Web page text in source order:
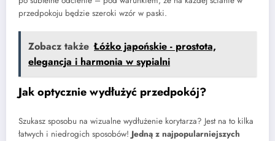
przedpokoju będzie szeroki wzór w paski.
Zobacz także Łóżko japońskie - prostota,
elegancja i harmonia w sypialni
Jak optycznie wydłużyć przedpokój?
Szukasz sposobu na wizualne wydłużenie korytarza? Jest na to kilka
łatwych i niedrogich sposobów! Jedną z najpopularniejszych